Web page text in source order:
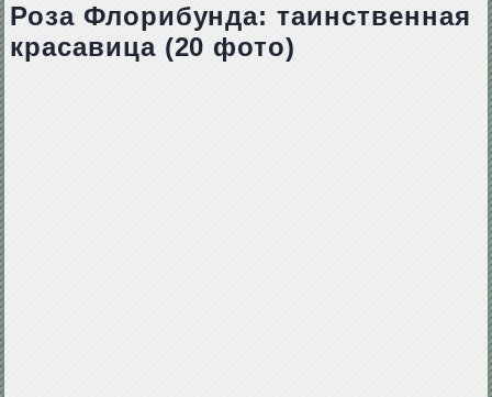
Роза Флорибунда: таинственная
красавица (20 фото)